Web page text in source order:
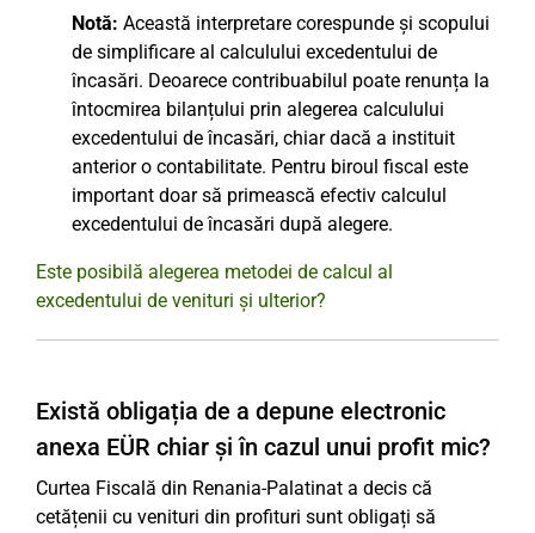
Notă: Această interpretare corespunde și scopului
de simplificare al calculului excedentului de
încasări. Deoarece contribuabilul poate renunța la
întocmirea bilanțului prin alegerea calculului
excedentului de încasări, chiar dacă a instituit
anterior o contabilitate. Pentru biroul fiscal este
important doar să primească efectiv calculul
excedentului de încasări după alegere.
Este posibilă alegerea metodei de calcul al
excedentului de venituri și ulterior?
Există obligația de a depune electronic
anexa EÜR chiar și în cazul unui profit mic?
Curtea Fiscală din Renania-Palatinat a decis că
cetățenii cu venituri din profituri sunt obligați să